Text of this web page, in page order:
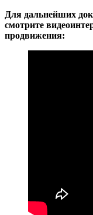
Для дальнейших
смотрите
продвижения: